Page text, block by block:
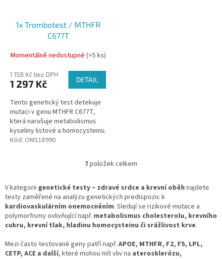
1x Trombotest / MTHFR
C677T
Momentálně nedostupné (>5 ks)
1 158 Kč bez DPH
1 297 Kč DETAIL
Tento genetický test detekuje
mutaci v genu MTHFR C677T,
která narušuje metabolismus
kyseliny listové a homocysteinu.
Kód: OM118990
O
l
á
d
a
c
p
r
7položek celkem
V kategorii genetické testy – zdravé srdce a krevní oběh najdete
testy zaměřené na analýzu genetických predispozic k
kardiovaskulárním onemocněním. Sledují se rizikové mutace a
polymorfismy ovlivňující např. metabolismus cholesterolu, krevního
cukru, krevní tlak, hladinu homocysteinu či srážlivost krve.
Mezi často testované geny patří např. APOE, MTHFR, F2, F5, LPL,
CETP, ACE a další, které mohou mít vliv na aterosklerózu,